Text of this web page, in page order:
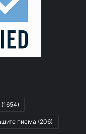
(1654)
писма (206)